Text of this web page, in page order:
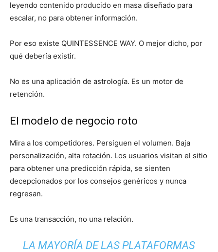
leyendo contenido producido en masa diseñado para
escalar, no para obtener información.
Por eso existe QUINTESSENCE WAY. O mejor dicho, por
qué debería existir.
No es una aplicación de astrología. Es un motor de
retención.
El modelo de negocio roto
Mira a los competidores. Persiguen el volumen. Baja
personalización, alta rotación. Los usuarios visitan el sitio
para obtener una predicción rápida, se sienten
decepcionados por los consejos genéricos y nunca
regresan.
Es una transacción, no una relación.
LA MAYORÍA DE LAS PLATAFORMAS